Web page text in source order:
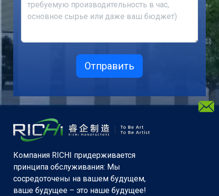
Компания RICHI придерживается
принципа обслуживания: Мы
сосредоточены на вашем будущем,
ваше будущее – это наше будущее!